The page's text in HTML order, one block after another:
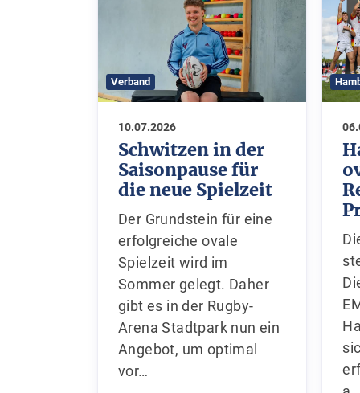
Verband
10.07.2026
Schwitzen in der
Saisonpause für
die neue Spielzeit
Der Grundstein für eine
erfolgreiche ovale
Spielzeit wird im
Sommer gelegt. Daher
gibt es in der Rugby-
Arena Stadtpark nun ein
Angebot, um optimal
vor…